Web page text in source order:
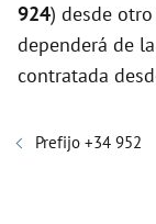
924) desde
dependerá de
contratada
Prefijo +34 952